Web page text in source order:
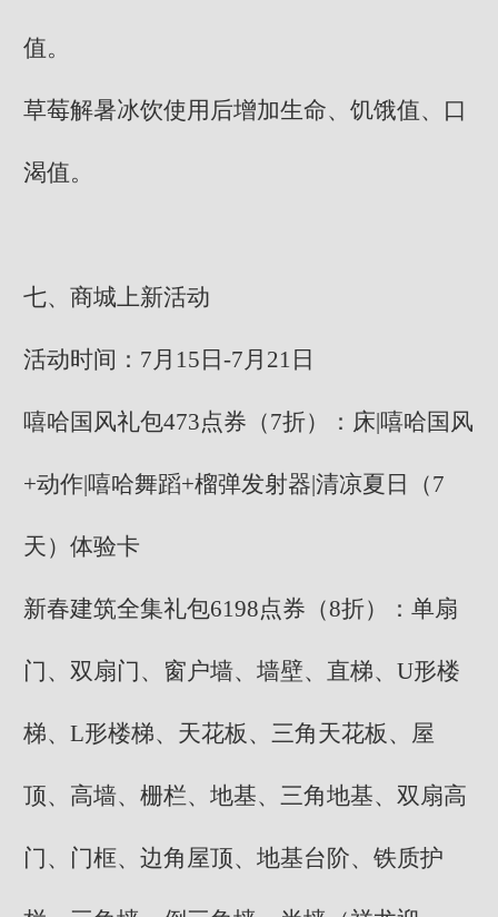
值。
草莓解暑冰饮使用后增加生命、饥饿值、口
渴值。
七、商城上新活动
活动时间：7月15日-7月21日
嘻哈国风礼包473点券（7折）：床|嘻哈国风
+动作|嘻哈舞蹈+榴弹发射器|清凉夏日（7
天）体验卡
新春建筑全集礼包6198点券（8折）：单扇
门、双扇门、窗户墙、墙壁、直梯、U形楼
梯、L形楼梯、天花板、三角天花板、屋
顶、高墙、栅栏、地基、三角地基、双扇高
门、门框、边角屋顶、地基台阶、铁质护